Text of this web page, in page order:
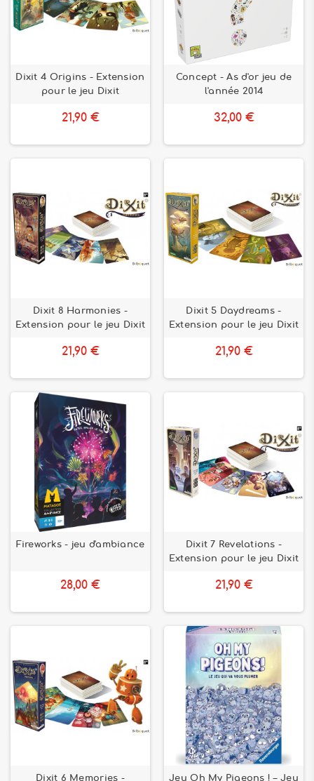
Dixit 4 Origins - Extension
pour le jeu Dixit
21,90 €
Concept - As d'or jeu de
l'année 2014
32,00 €
Dixit 8 Harmonies -
Extension pour le jeu Dixit
21,90 €
Dixit 5 Daydreams -
Extension pour le jeu Dixit
21,90 €
Fireworks - jeu d'ambiance
28,00 €
Dixit 7 Revelations -
Extension pour le jeu Dixit
21,90 €
Dixit 6 Memories - Jeu Oh My Pigeons ! – Jeu